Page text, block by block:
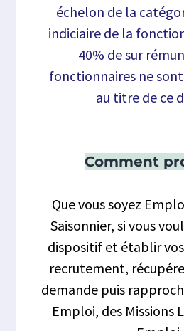
échelon de la
indiciaire de la
40% de sur
fonctionnaires ne
au titre de ce
Comment
Que vous soyez
Saisonnier, si vous
dispositif et établir
recrutement,
demande puis
Emploi, des Missions